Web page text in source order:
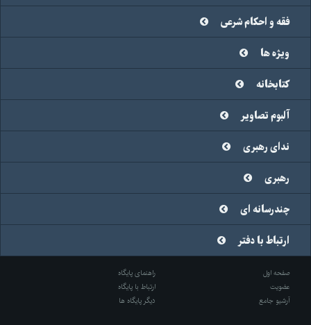
فقه و احکام شرعی
ویژه ها
کتابخانه
آلبوم تصاویر
ندای رهبری
رهبری
چندرسانه ای
ارتباط با دفتر
صفحه اول
راهنمای پایگاه
عضویت
ارتباط با پایگاه
آرشیو جامع
دیگر پایگاه ها